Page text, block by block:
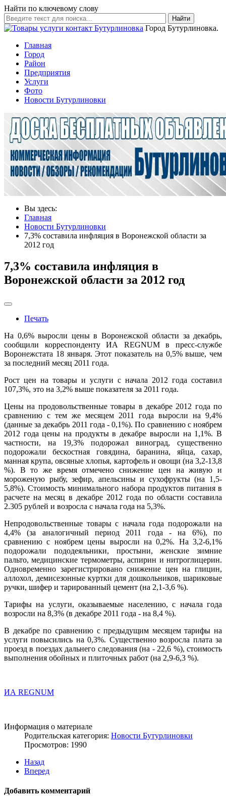
Найти по ключевому слову
Найти
Город Бутурлиновка.
Главная
Город
Район
Предприятия
Услуги
Фото
Новости Бутурлиновки
Вы здесь:
Главная
Новости Бутурлиновки
7,3% составила инфляция в Воронежской области за
2012 год
7,3% составила инфляция в
Воронежской области за 2012 год
Печать
На 0,6% выросли цены в Воронежской области за декабрь,
сообщили корреспонденту ИА REGNUM в пресс-службе
Воронежстата 18 января. Этот показатель на 0,5% выше, чем
за последний месяц 2011 года.
Рост цен на товары и услуги с начала 2012 года составил
107,3%, это на 3,2% выше показателя за 2011 года.
Цены на продовольственные товары в декабре 2012 года по
сравнению с тем же месяцем 2011 года выросли на 9,4%
(данные за декабрь 2011 года - 0,1%). По сравнению с ноябрем
2012 года цены на продукты в декабре выросли на 1,1%. В
частности, на 19,3% подорожал виноград, существенно
подорожали бескостная говядина, баранина, яйца, сахар,
манная крупа, овсяные хлопья, картофель и овощи (на 3,2-13,8
%). В то же время отмечено снижение цен на живую и
мороженую рыбу, зефир, апельсины и сухофрукты (на 1,5-
5,8%). Стоимость минимального набора продуктов питания в
расчете на месяц в декабре 2012 года по области составила
2.305 рублей и возросла с начала года на 5,3%.
Непродовольственные товары с начала года подорожали на
4,4% (за аналогичный период 2011 года - на 6%), по
сравнению с ноябрем цены выросли на 0,2%. На 3,2-6,1%
подорожали пододеяльники, простыни, женские зимние
пальто, медицинские термометры, аспирин и нитроглицерин.
Одновременно зарегистрировано снижение цен на глицин,
аллохол, демисезонные куртки для дошкольников, шариковые
ручки, шифер и тарированный цемент (на 2,1-3,6 %).
Тарифы на услуги, оказываемые населению, с начала года
возросли на 8,3% (в декабре 2011 года - на 8,4 %).
В декабре по сравнению с предыдущим месяцем тарифы на
услуги повысились на 0,3%. Существенно возросла плата за
проезд в поездах дальнего следования (на - 22,6 %), стоимость
выполнения обойных и плиточных работ (на 2,9-6,3 %).
ИА REGNUM
Информация о материале
Родительская категория: Новости Бутурлиновки
Просмотров: 1990
Назад
Вперед
Добавить комментарий